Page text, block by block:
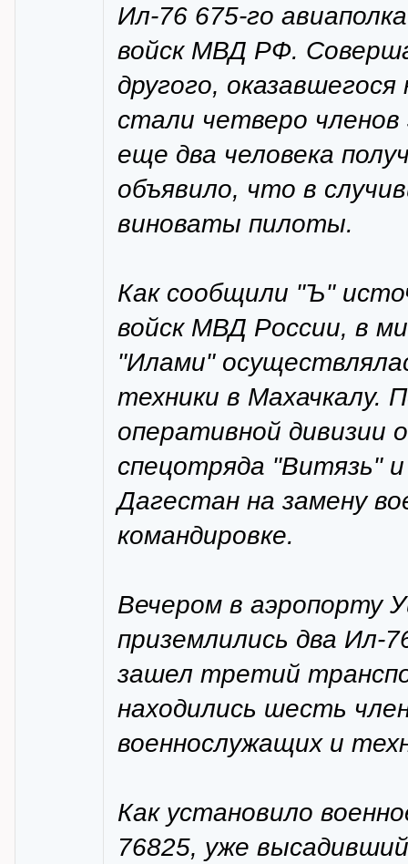
Ил-76 675-го
войск МВД РФ.
другого,
стали четверо членов
еще два человека
объявило, что в
виноваты пилоты.
Как сообщили "Ъ"
войск МВД России, в
"Илами"
техники в Махачкалу.
оперативной дивизии
спецотряда "Витязь"
Дагестан на замену
командировке.
Вечером в аэропорту
приземлились два Ил-
зашел третий
находились шесть
военнослужащих и
Как установило
76825, уже